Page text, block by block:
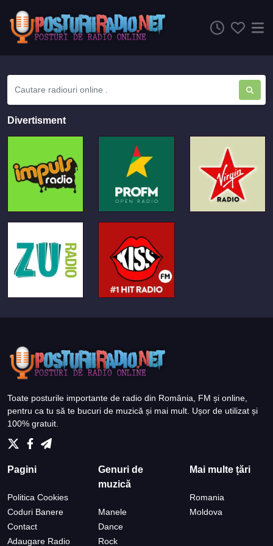
Divertisment
Toate posturile importante de radio din România, FM și online,
pentru ca tu să te bucuri de muzică și mai mult. Ușor de utilizat și
100% gratuit.
Pagini
Politica Cookies
Coduri Banere
Contact
Adaugare Radio
Genuri de
muzică
Manele
Dance
Rock
Mai multe țări
Romania
Moldova